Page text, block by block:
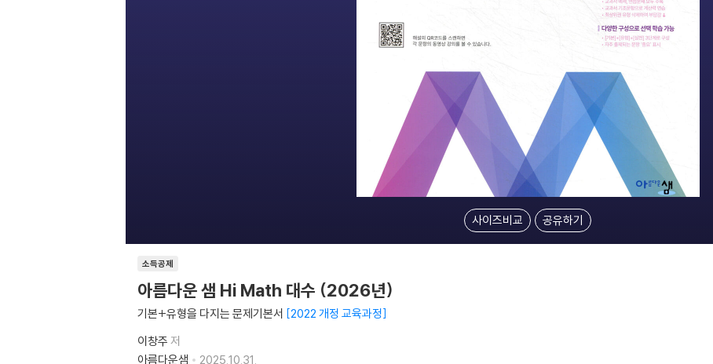
사이즈비교 공유하기
소득공제
아름다운 샘 Hi Math 대수 (2026년)
기본+유형을 다지는 문제기본서 2022 개정 교육과정
이창주 저
아름다운샘
2025.10.31.